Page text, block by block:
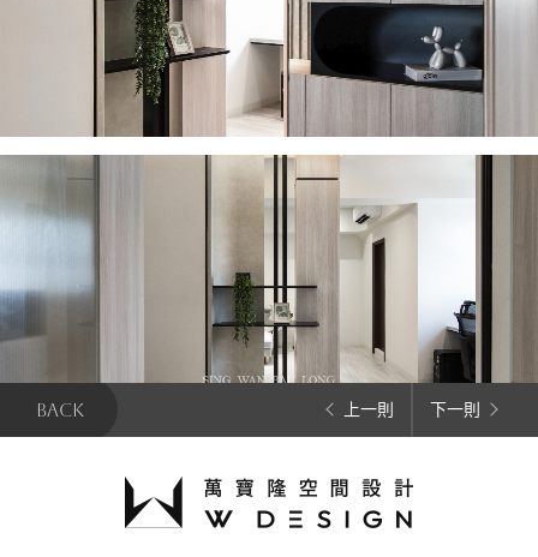
BACK 上一則 下一則